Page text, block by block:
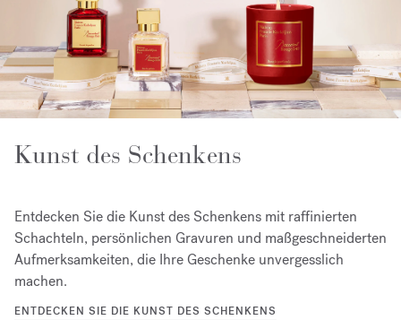
Kunst des Schenkens
Entdecken Sie die Kunst des Schenkens mit raffinierten
Schachteln, persönlichen Gravuren und maßgeschneiderten
Aufmerksamkeiten, die Ihre Geschenke unvergesslich
machen.
ENTDECKEN SIE DIE KUNST DES SCHENKENS